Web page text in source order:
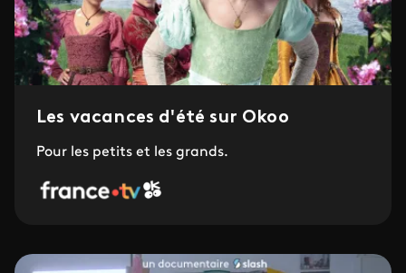
Les vacances d'été sur Okoo
Pour les petits et les grands.